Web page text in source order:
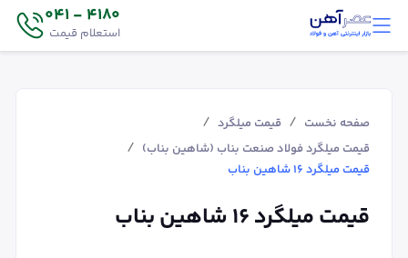
4180 - 041
استعلام قیمت
صفحه نخست / قیمت میلگرد /
قیمت میلگرد فولاد صنعت بناب (شاهین بناب) /
قیمت میلگرد ۱۶ شاهین بناب
قیمت میلگرد ۱۶ شاهین بناب